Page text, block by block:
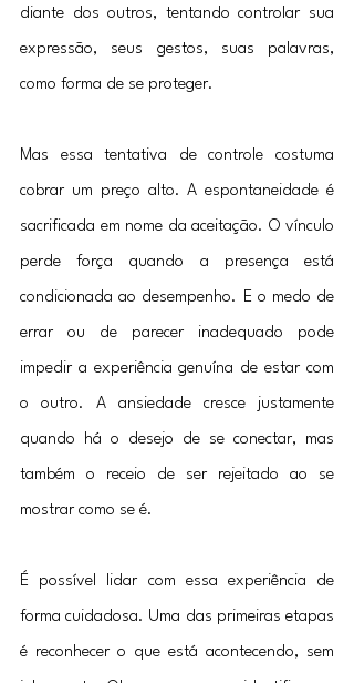
diante dos outros, tentando controlar sua
expressão, seus gestos, suas palavras,
como forma de se proteger.
Mas essa tentativa de controle costuma
cobrar um preço alto. A espontaneidade é
sacrificada em nome da aceitação. O vínculo
perde força quando a presença está
condicionada ao desempenho. E o medo de
errar ou de parecer inadequado pode
impedir a experiência genuína de estar com
o outro. A ansiedade cresce justamente
quando há o desejo de se conectar, mas
também o receio de ser rejeitado ao se
mostrar como se é.
É possível lidar com essa experiência de
forma cuidadosa. Uma das primeiras etapas
é reconhecer o que está acontecendo, sem